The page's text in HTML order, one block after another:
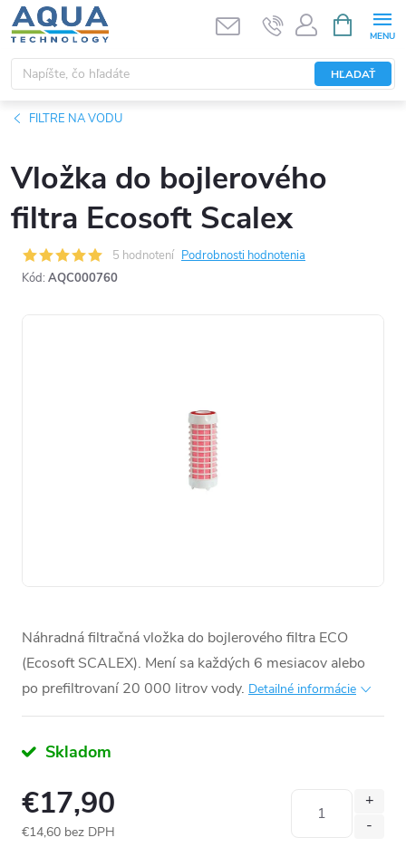
Prejsť
na
obsah
HĽADAŤ
KOŠÍK
FILTRE NA VODU
Vložka do bojlerového
filtra Ecosoft Scalex
5 hodnotení Podrobnosti hodnotenia
Kód: AQC000760
Náhradná filtračná vložka do bojlerového filtra ECO
(Ecosoft SCALEX). Mení sa každých 6 mesiacov alebo
po prefiltrovaní 20 000 litrov vody. Detailné informácie
Skladom
€17,90
€14,60 bez DPH